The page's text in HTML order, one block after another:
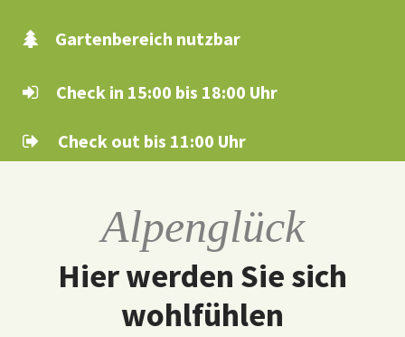
Gartenbereich nutzbar
Check in 15:00 bis 18:00 Uhr
Check out bis 11:00 Uhr
Alpenglück
Hier werden Sie sich
wohlfühlen